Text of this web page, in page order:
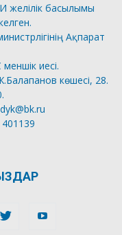
желілік басылымы
Ақпарат
иесі.
көшесі, 28.